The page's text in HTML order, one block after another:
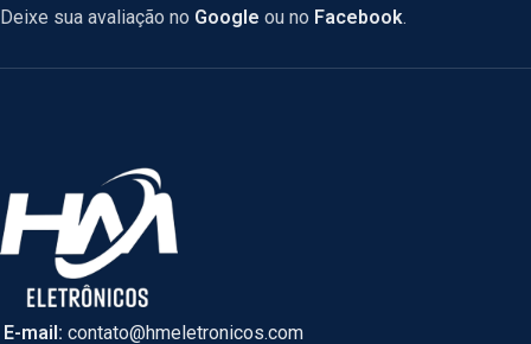
Deixe sua avaliação no Google ou no Facebook.
E-mail: contato@hmeletronicos.com